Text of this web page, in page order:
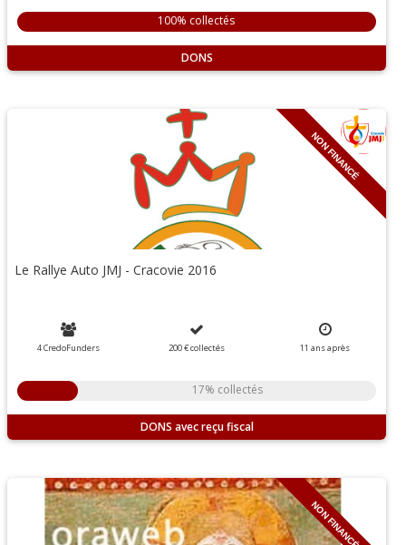
100% collectés
DONS
NON FINANCÉ
Le Rallye Auto JMJ - Cracovie 2016
4 CredoFunders 200 €collectés 11 ansaprès
17% collectés
DONS
NON FINANCÉ